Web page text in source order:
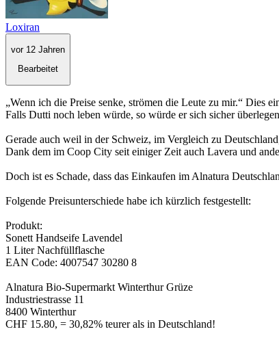
Loxiran
vor 12 Jahren
Bearbeitet
„Wenn ich die Preise senke, strömen die Leute zu mir.“ Dies
Falls Dutti noch leben würde, so würde er sich sicher
Gerade auch weil in der Schweiz, im Vergleich zu
Dank dem im Coop City seit einiger Zeit auch Lavera und
Doch ist es Schade, dass das Einkaufen im Alnatura
Folgende Preisunterschiede habe ich kürzlich festgestellt:
Produkt:
Sonett Handseife Lavendel
1 Liter Nachfüllflasche
EAN Code: 4007547 30280 8
Alnatura Bio-Supermarkt Winterthur Grüze
Industriestrasse 11
8400 Winterthur
CHF 15.80, = 30,82% teurer als in Deutschland!